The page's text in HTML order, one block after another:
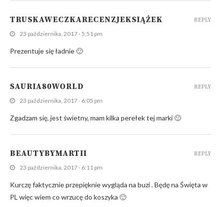
TRUSKAWECZKARECENZJEKSIĄŻEK
23 października, 2017 - 5:51 pm
Prezentuje się ładnie 🙂
REPLY
SAURIA80WORLD
23 października, 2017 - 6:05 pm
Zgadzam się, jest świetny, mam kilka perełek tej marki 🙂
REPLY
BEAUTYBYMARTII
23 października, 2017 - 6:11 pm
Kurczę faktycznie przepięknie wygląda na buzi . Będę na Święta w
PL więc wiem co wrzucę do koszyka 🙂
REPLY